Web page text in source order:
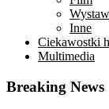
Inne
Ciekawostki
Multimedia
Breaking News